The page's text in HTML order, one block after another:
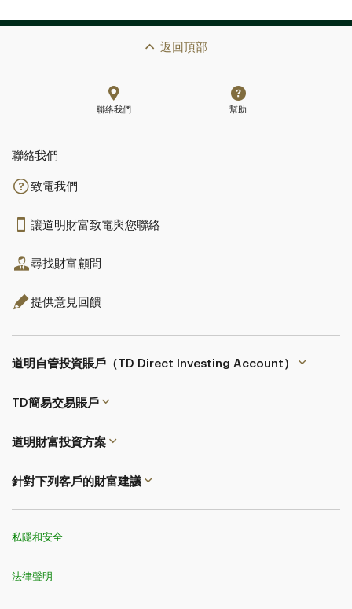
返回頂部
聯絡我們 幫助
聯絡我們
致電我們
讓道明財富致電與您聯絡
尋找財富顧問
提供意見回饋
道明自管投資賬戶（TD Direct Investing Account）
TD簡易交易賬戶
道明財富投資方案
針對下列客戶的財富建議
私隱和安全
法律聲明